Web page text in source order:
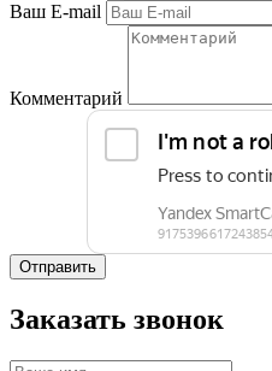
Ваш E-mail
Комментарий
Отправить
Заказать звонок